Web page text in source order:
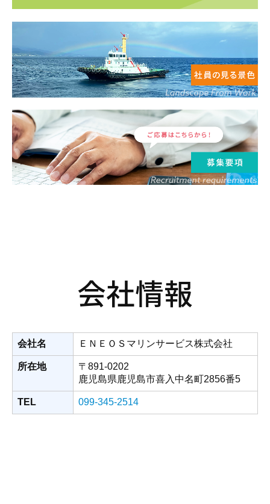
会社情報
会社名 ＥＮＥＯＳマリンサービス株式会社
所在地
〒891-0202
鹿児島県鹿児島市喜入中名町2856番5
TEL 099-345-2514